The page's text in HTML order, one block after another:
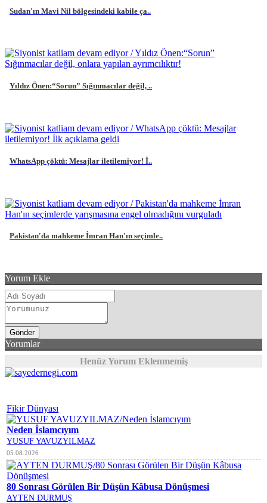
Sudan'ın Mavi Nil bölgesindeki kabile ça..
Yıldız Önen:“Sorun” Sığınmacılar değil, ..
WhatsApp çöktü: Mesajlar iletilemiyor! İ..
Pakistan'da mahkeme İmran Han'ın seçimle..
Yorum Ekle
Yorumlar
Henüz Yorum Eklenmemiş
Fikir Dünyası
Neden İslamcıyım
YUSUF YAVUZYILMAZ
05.08.2026
80 Sonrası Görülen Bir Düşün Kâbusa Dönüşmesi
AYTEN DURMUŞ